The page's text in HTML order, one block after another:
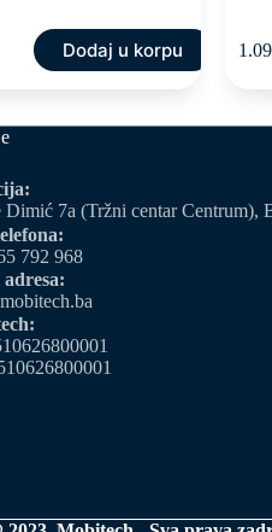
KM.
KM.
Dodaj u korpu
Dimić 7a (Tržni centar Centrum),
792 968